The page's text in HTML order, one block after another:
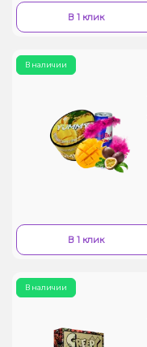
В 1 клик
В наличии
В 1 клик
В наличии